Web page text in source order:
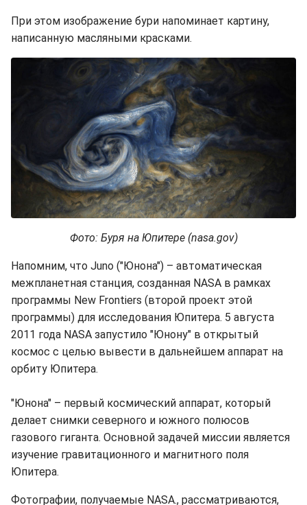
При этом изображение бури напоминает картину,
написанную масляными красками.
Фото: Буря на Юпитере (nasa.gov)
Напомним, что Juno ("Юнона") – автоматическая
межпланетная станция, созданная NASA в рамках
программы New Frontiers (второй проект этой
программы) для исследования Юпитера. 5 августа
2011 года NASA запустило "Юнону" в открытый
космос с целью вывести в дальнейшем аппарат на
орбиту Юпитера.
"Юнона" – первый космический аппарат, который
делает снимки северного и южного полюсов
газового гиганта. Основной задачей миссии является
изучение гравитационного и магнитного поля
Юпитера.
Фотографии, получаемые NASA., рассматриваются,